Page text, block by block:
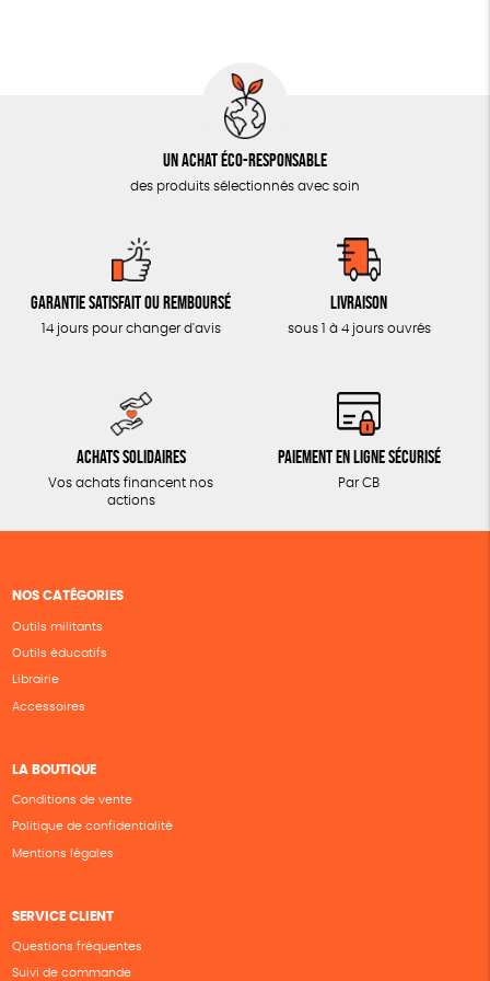
CUISINE / NUTRITION
ACCESSOIRES
Un achat éco-responsable
des produits sélectionnés avec soin
Garantie satisfait ou remboursé
14 jours pour changer d'avis
Livraison
sous 1 à 4 jours ouvrés
Achats solidaires
Vos achats financent nos
actions
Paiement en ligne sécurisé
Par CB
NOS CATÉGORIES
Outils militants
Outils éducatifs
Librairie
Accessoires
LA BOUTIQUE
Conditions de vente
Politique de confidentialité
Mentions légales
SERVICE CLIENT
Questions fréquentes
Suivi de commande